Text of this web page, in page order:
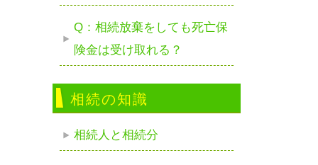
Q：相続放棄をしても死亡保
険金は受け取れる？
相続の知識
相続人と相続分